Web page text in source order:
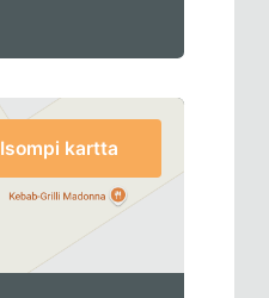
Isompi kartta